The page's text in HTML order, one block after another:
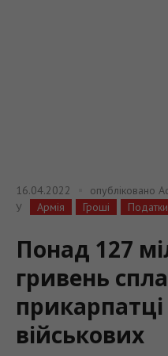
16.04.2022 опубліковано
У
Армія Гроші Податки
Понад 127
гривень
військових